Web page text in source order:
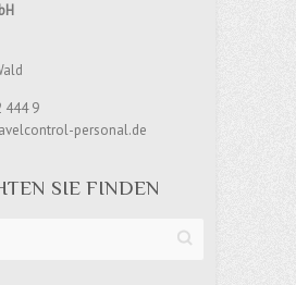
444 9
personal.de
SIE FINDEN